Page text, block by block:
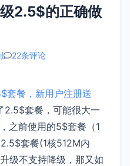
2.5$的正确做
22条评论
套餐，新用户注册送
2.5$套餐，可能很大一
之前使用的5$套餐（1
套餐(1核512M内
级不支持降级，那又如